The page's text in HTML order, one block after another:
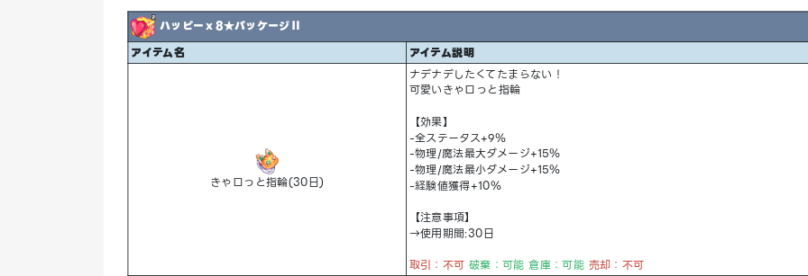
ハッピーｘ8★パッケージⅡ
アイテム名 アイテム説明
きゃロっと指輪(30日)
ナデナデしたくてたまらない！
可愛いきゃロっと指輪
【効果】
-全ステータス+9％
-物理/魔法最大ダメージ+15％
-物理/魔法最小ダメージ+15％
-経験値獲得+10％
【注意事項】
→使用期間:30日
取引：不可 破棄：可能 倉庫：可能 売却：不可